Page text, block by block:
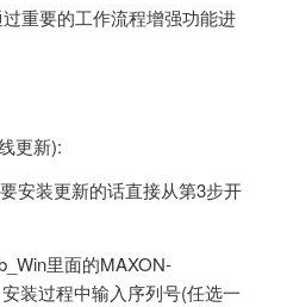
重要的工作流程增强功能进
更新):
安装更新的话直接从第3步开
里面的MAXON-
装过程中输入序列号(任选一